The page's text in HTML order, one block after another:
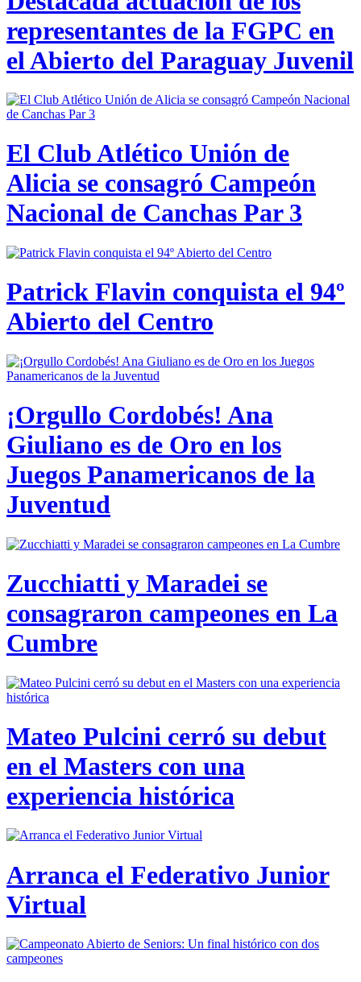
representantes de la FGPC en
el Abierto del Paraguay Juvenil
El Club Atlético Unión de
Alicia se consagró Campeón
Nacional de Canchas Par 3
Patrick Flavin conquista el 94º
Abierto del Centro
¡Orgullo Cordobés! Ana
Giuliano es de Oro en los
Juegos Panamericanos de la
Juventud
Zucchiatti y Maradei se
consagraron campeones en La
Cumbre
Mateo Pulcini cerró su debut
en el Masters con una
experiencia histórica
Arranca el Federativo Junior
Virtual